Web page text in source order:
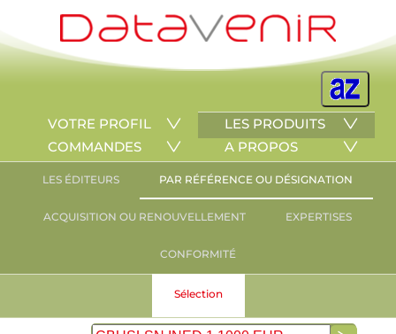
VOTRE PROFIL
LES PRODUITS
COMMANDES
A PROPOS
LES ÉDITEURS PAR RÉFÉRENCE OU DÉSIGNATION
ACQUISITION OU RENOUVELLEMENT EXPERTISES
CONFORMITÉ
Sélection